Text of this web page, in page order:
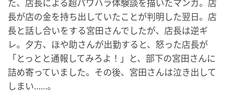
た、店長による超パワハラ体験談を描いたマンガ。店
長が店の金を持ち出していたことが判明した翌日。店
長と話し合いをする宮田さんでしたが、店長は逆ギ
レ。夕方、ほや助さんが出勤すると、怒った店長が
「とっとと通報してみろよ！」と、部下の宮田さんに
詰め寄っていました。その後、宮田さんは泣き出して
しまい……。